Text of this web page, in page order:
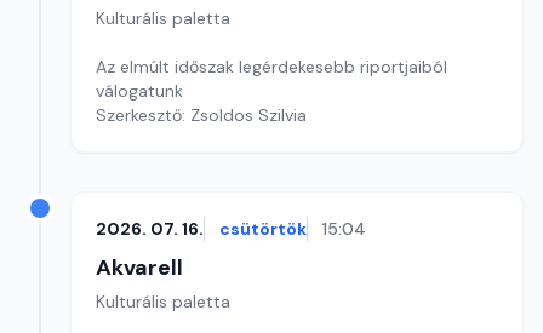
Kulturális paletta
Az elmúlt időszak legérdekesebb riportjaiból
válogatunk
Szerkesztő: Zsoldos Szilvia
2026. 07. 16. csütörtök 15:04
Akvarell
Kulturális paletta